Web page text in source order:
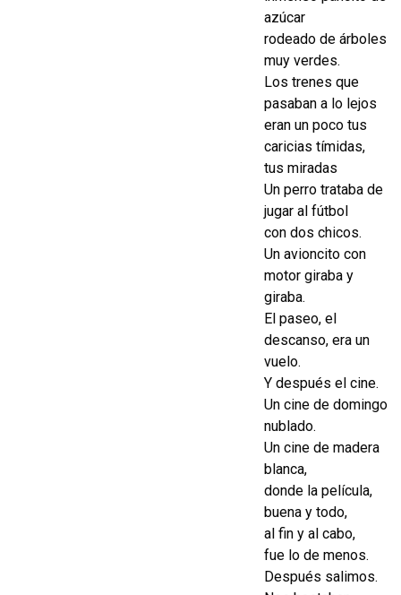
azúcar
rodeado de árboles
muy verdes.
Los trenes que
pasaban a lo lejos
eran un poco tus
caricias tímidas,
tus miradas
Un perro trataba de
jugar al fútbol
con dos chicos.
Un avioncito con
motor giraba y
giraba.
El paseo, el
descanso, era un
vuelo.
Y después el cine.
Un cine de domingo
nublado.
Un cine de madera
blanca,
donde la película,
buena y todo,
al fin y al cabo,
fue lo de menos.
Después salimos.